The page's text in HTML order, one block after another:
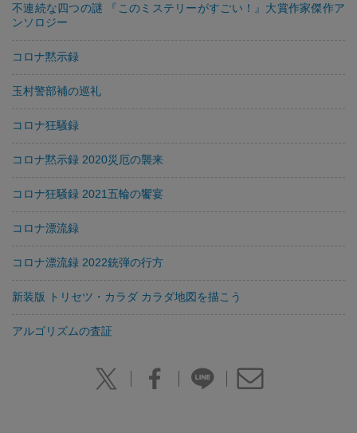
不連続な四つの謎 『このミステリーがすごい！』大賞作家傑作ア
ンソロジー
コロナ黙示録
玉村警部補の巡礼
コロナ狂騒録
コロナ黙示録 2020災厄の襲来
コロナ狂騒録 2021五輪の饗宴
コロナ漂流録
コロナ漂流録 2022銃弾の行方
新装版 トリセツ・カラダ カラダ地図を描こう
アルゴリズムの査証